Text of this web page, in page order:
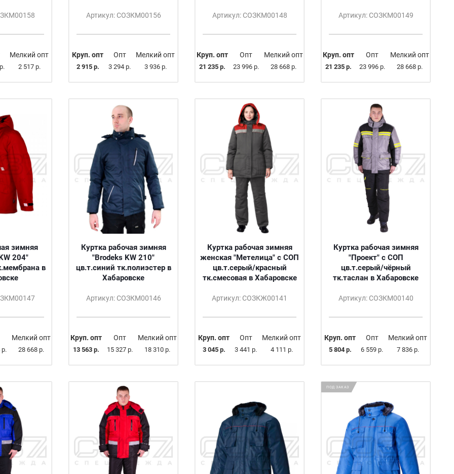
Мелкий опт
2 517 р.
Артикул: СОЗКМ00156
Круп. опт
2 915 р.
Опт
3 294 р.
Мелкий опт
3 936 р.
Артикул: СОЗКМ00148
Круп. опт
21 235 р.
Опт
23 996 р.
Мелкий опт
28 668 р.
Артикул: СОЗКМ00149
Круп. опт
21 235 р.
Опт
23 996 р.
Мелкий опт
28 668 р.
зимняя
204"
в
р.
Мелкий опт
28 668 р.
Куртка рабочая зимняя
"Brodeks KW 210"
цв.т.синий тк.полиэстер в
Хабаровске
Артикул: СОЗКМ00146
Круп. опт
13 563 р.
Опт
15 327 р.
Мелкий опт
18 310 р.
Куртка рабочая зимняя
женская "Метелица" с СОП
цв.т.серый/красный
тк.смесовая в Хабаровске
Артикул: СОЗКЖ00141
Круп. опт
3 045 р.
Опт
3 441 р.
Мелкий опт
4 111 р.
Куртка рабочая зимняя
"Проект" с СОП
цв.т.серый/чёрный
тк.таслан в Хабаровске
Артикул: СОЗКМ00140
Круп. опт
5 804 р.
Опт
6 559 р.
Мелкий опт
7 836 р.
ПОД ЗАКАЗ